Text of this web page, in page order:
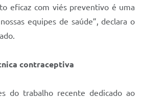
eficaz com viés preventivo é uma
equipes de saúde”, declara o
contraceptiva
do trabalho recente dedicado ao